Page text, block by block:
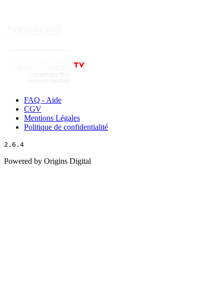
FAQ - Aide
CGV
Mentions Légales
Politique de confidentialité
2.6.4
Powered by Origins Digital